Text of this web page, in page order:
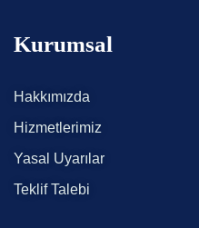
Kurumsal
Hakkımızda
Hizmetlerimiz
Yasal Uyarılar
Teklif Talebi